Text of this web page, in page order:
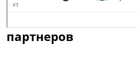
партнеров